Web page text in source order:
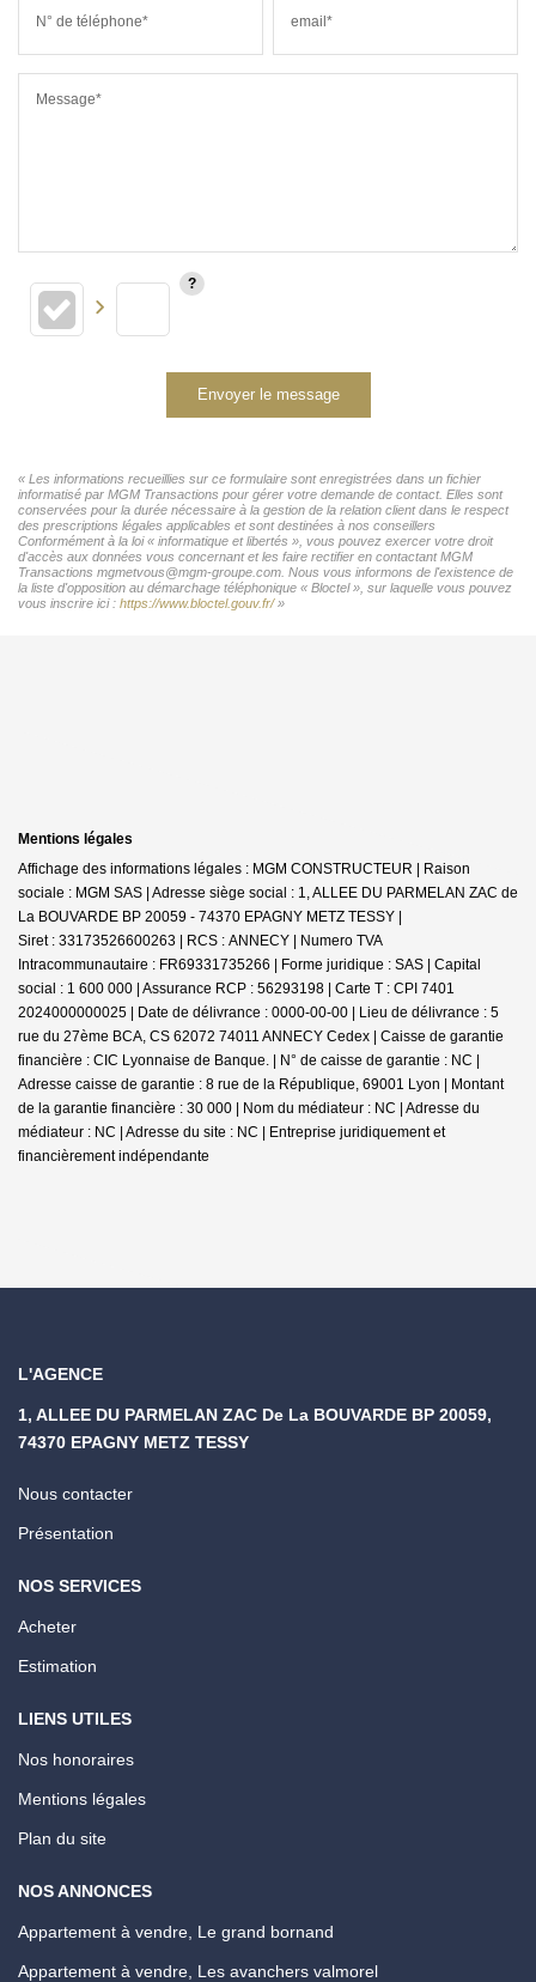
N° de téléphone* email*
Message*
Envoyer le message
« Les informations recueillies sur ce formulaire sont enregistrées dans un fichier
informatisé par MGM Transactions pour gérer votre demande de contact. Elles sont
conservées pour la durée nécessaire à la gestion de la relation client dans le respect
des prescriptions légales applicables et sont destinées à nos conseillers
Conformément à la loi « informatique et libertés », vous pouvez exercer votre droit
d'accès aux données vous concernant et les faire rectifier en contactant MGM
Transactions mgmetvous@mgm-groupe.com. Nous vous informons de l'existence de
la liste d'opposition au démarchage téléphonique « Bloctel », sur laquelle vous pouvez
vous inscrire ici : https://www.bloctel.gouv.fr/»
Mentions légales
Affichage des informations légales : MGM CONSTRUCTEUR | Raison
sociale : MGM SAS | Adresse siège social : 1, ALLEE DU PARMELAN ZAC de
La BOUVARDE BP 20059 - 74370 EPAGNY METZ TESSY |
Siret : 33173526600263 | RCS : ANNECY | Numero TVA
Intracommunautaire : FR69331735266 | Forme juridique : SAS | Capital
social : 1 600 000 | Assurance RCP : 56293198 | Carte T : CPI 7401
2024000000025 | Date de délivrance : 0000-00-00 | Lieu de délivrance : 5
rue du 27ème BCA, CS 62072 74011 ANNECY Cedex | Caisse de garantie
financière : CIC Lyonnaise de Banque. | N° de caisse de garantie : NC |
Adresse caisse de garantie : 8 rue de la République, 69001 Lyon | Montant
de la garantie financière : 30 000 | Nom du médiateur : NC | Adresse du
médiateur : NC | Adresse du site : NC | Entreprise juridiquement et
financièrement indépendante
L'AGENCE
1, ALLEE DU PARMELAN ZAC De La BOUVARDE BP 20059,
74370 EPAGNY METZ TESSY
Nous contacter
Présentation
NOS SERVICES
Acheter
Estimation
LIENS UTILES
Nos honoraires
Mentions légales
Plan du site
NOS ANNONCES
Appartement à vendre, Le grand bornand
Appartement à vendre, Les avanchers valmorel